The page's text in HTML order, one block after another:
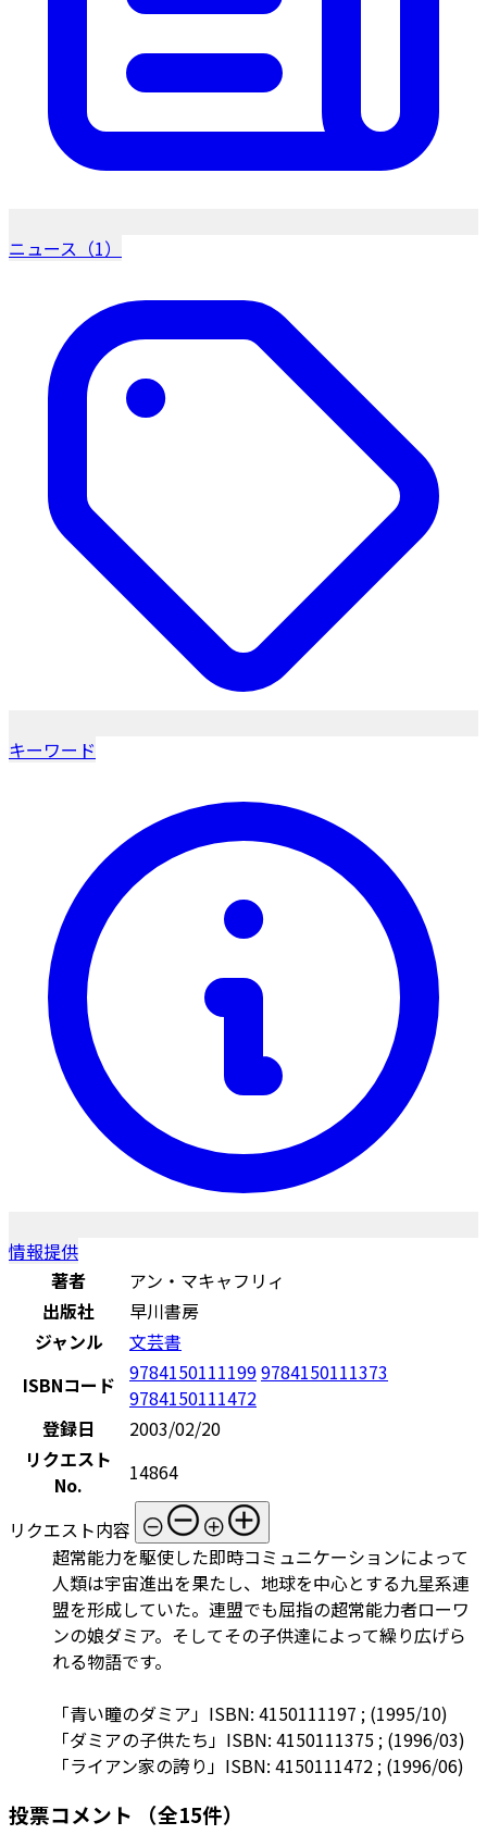
ニュース（1）
キーワード
情報提供
著者
アン・マキャフリィ
出版社
早川書房
ジャンル
文芸書
ISBNコード 97841501111999784150111373
9784150111472
登録日
2003/02/20
リクエスト
No.
14864
リクエスト内容
超常能力を駆使した即時コミュニケーションによって
人類は宇宙進出を果たし、地球を中心とする九星系連
盟を形成していた。連盟でも屈指の超常能力者ローワ
ンの娘ダミア。そしてその子供達によって繰り広げら
れる物語です。
「青い瞳のダミア」ISBN: 4150111197 ; (1995/10)
「ダミアの子供たち」ISBN: 4150111375 ; (1996/03)
「ライアン家の誇り」ISBN: 4150111472 ; (1996/06)
投票コメント （全15件）